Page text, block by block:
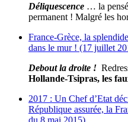
Déliquescence … la
permanent ! Malgré les
France-Grèce, la
dans le mur ! (17 juillet
Debout la droite !
Hollande-Tsipras, les
2017 : Un Chef d’Etat
République assurée, la
du 8 mai 2015)